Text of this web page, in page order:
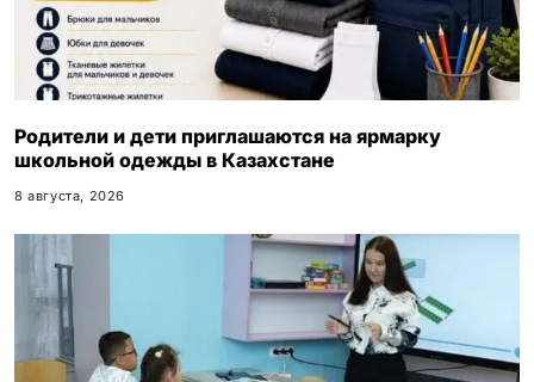
Родители и дети приглашаются на ярмарку
школьной одежды в Казахстане
8 августа, 2026